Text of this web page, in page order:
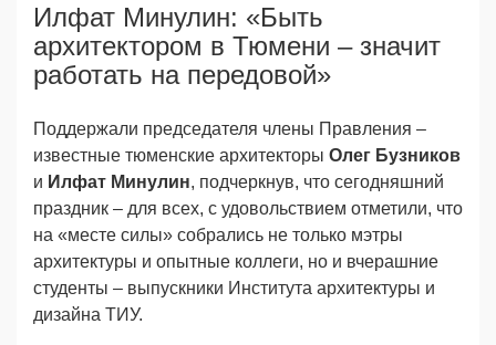
Илфат Минулин: «Быть
архитектором в Тюмени – значит
работать на передовой»
Поддержали председателя члены Правления –
известные тюменские архитекторы Олег Бузников
и Илфат Минулин, подчеркнув, что сегодняшний
праздник – для всех, с удовольствием отметили, что
на «месте силы» собрались не только мэтры
архитектуры и опытные коллеги, но и вчерашние
студенты – выпускники Института архитектуры и
дизайна ТИУ.